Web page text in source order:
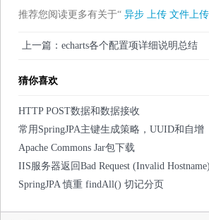
推荐您阅读更多有关于“ 异步 上传 文件上传
上一篇：echarts各个配置项详细说明总结
猜你喜欢
HTTP POST数据和数据接收
常用SpringJPA主键生成策略，UUID和自增
Apache Commons Jar包下载
IIS服务器返回Bad Request (Invalid
SpringJPA 慎重 findAll() 切记分页